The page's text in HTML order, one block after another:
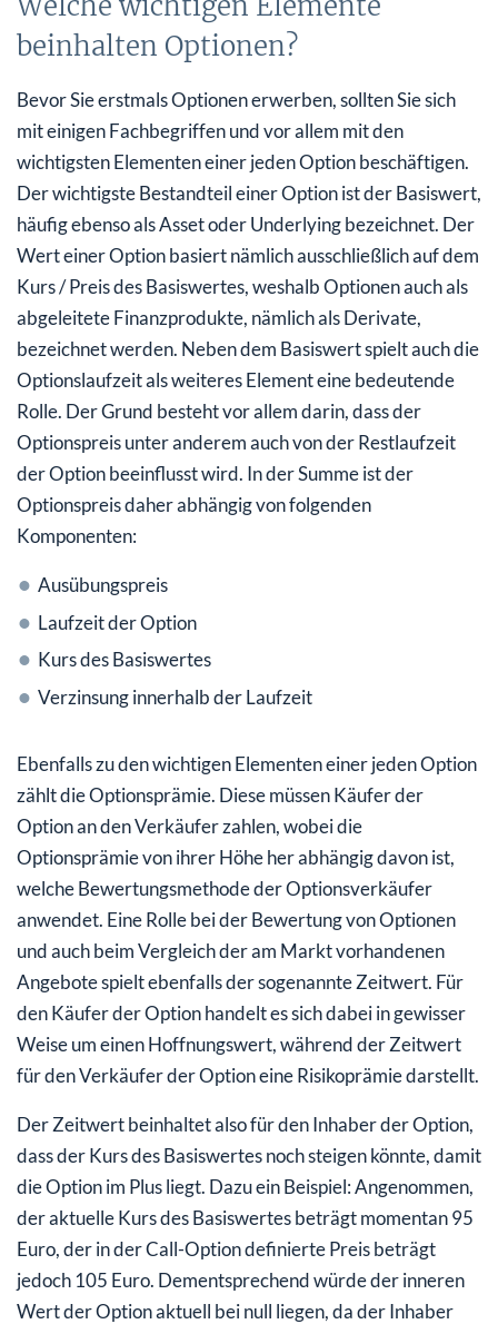
beinhalten Optionen?
Bevor Sie erstmals Optionen erwerben, sollten Sie sich
mit einigen Fachbegriffen und vor allem mit den
wichtigsten Elementen einer jeden Option beschäftigen.
Der wichtigste Bestandteil einer Option ist der Basiswert,
häufig ebenso als Asset oder Underlying bezeichnet. Der
Wert einer Option basiert nämlich ausschließlich auf dem
Kurs / Preis des Basiswertes, weshalb Optionen auch als
abgeleitete Finanzprodukte, nämlich als Derivate,
bezeichnet werden. Neben dem Basiswert spielt auch die
Optionslaufzeit als weiteres Element eine bedeutende
Rolle. Der Grund besteht vor allem darin, dass der
Optionspreis unter anderem auch von der Restlaufzeit
der Option beeinflusst wird. In der Summe ist der
Optionspreis daher abhängig von folgenden
Komponenten:
Ausübungspreis
Laufzeit der Option
Kurs des Basiswertes
Verzinsung innerhalb der Laufzeit
Ebenfalls zu den wichtigen Elementen einer jeden Option
zählt die Optionsprämie. Diese müssen Käufer der
Option an den Verkäufer zahlen, wobei die
Optionsprämie von ihrer Höhe her abhängig davon ist,
welche Bewertungsmethode der Optionsverkäufer
anwendet. Eine Rolle bei der Bewertung von Optionen
und auch beim Vergleich der am Markt vorhandenen
Angebote spielt ebenfalls der sogenannte Zeitwert. Für
den Käufer der Option handelt es sich dabei in gewisser
Weise um einen Hoffnungswert, während der Zeitwert
für den Verkäufer der Option eine Risikoprämie darstellt.
Der Zeitwert beinhaltet also für den Inhaber der Option,
dass der Kurs des Basiswertes noch steigen könnte, damit
die Option im Plus liegt. Dazu ein Beispiel: Angenommen,
der aktuelle Kurs des Basiswertes beträgt momentan 95
Euro, der in der Call-Option definierte Preis beträgt
jedoch 105 Euro. Dementsprechend würde der inneren
Wert der Option aktuell bei null liegen, da der Inhaber